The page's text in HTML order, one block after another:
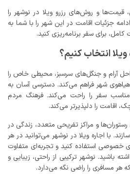
قیمت‌ها و روش‌های رزرو ویلا در نوشهر را
جزئیات اقامت در این شهر را با شما به
کامل، برای سفر برنامه‌ریزی کنید.
ویلا انتخاب کنیم؟
آرام و جنگل‌های سرسبز، محیطی خاص را
شهر فراهم می‌کند. دسترسی آسان به
سفر را راحت می‌کند. فرهنگ مردم
اقامت را دلپذیرتر می‌کند.
و مراکز تفریحی متعدد، زندگی در
با اجاره ویلا در نوشهر می‌توانید در هر
خصوصی استفاده کنید و تجربه‌ای متفاوت
باشید. نوشهر ترکیبی از راحتی، زیبایی و
هر مسافری را راضی نگه می‌دارد.